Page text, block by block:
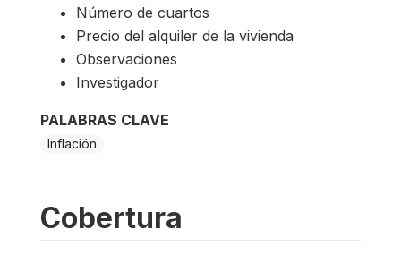
Número de cuartos
Precio del alquiler de la vivienda
Observaciones
Investigador
PALABRAS CLAVE
Inflación
Cobertura